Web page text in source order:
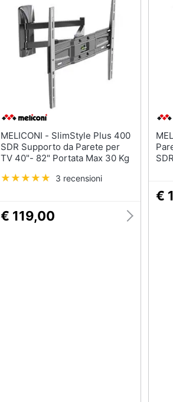
MELICONI - SlimStyle Plus 400
SDR Supporto da Parete per
TV 40"- 82" Portata Max 30 Kg
3 recensioni
€ 119,00
€